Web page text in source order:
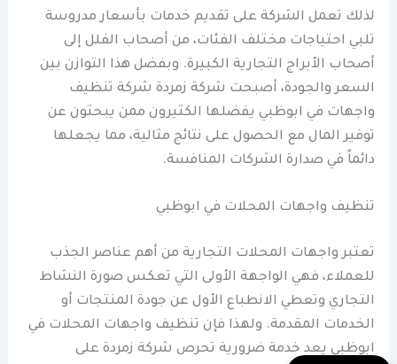
لذلك تعمل الشركة على تقديم خدمات بأسعار مدروسة
تلبي احتياجات مختلف الفئات، من أصحاب الفلل إلى
أصحاب الأبراج التجارية الكبيرة. وبفضل هذا التوازن بين
السعر والجودة، أصبحت شركة زمردة شركة تنظيف
واجهات في ابوظبي يفضلها الكثيرون ممن يبحثون عن
توفير المال مع الحصول على نتائج مثالية، مما يجعلها
دائماً في صدارة الشركات المنافسة.
تنظيف واجهات المحلات في ابوظبي
تعتبر واجهات المحلات التجارية من أهم عناصر الجذب
للعملاء، فهي الواجهة الأولى التي تعكس صورة النشاط
التجاري وتعطي الانطباع الأول عن جودة المنتجات أو
الخدمات المقدمة. ولهذا فإن تنظيف واجهات المحلات في
ابوظبي يعد خدمة ضرورية تحرص شركة زمردة على